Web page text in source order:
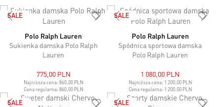
SALE
Polo Ralph Lauren
Sukienka damska Polo Ralph
Lauren
775,00 PLN
Najniższa cena: 860,00 PLN
Cena regularna: 860,00 PLN
SALE
Polo Ralph Lauren
Spódnica sportowa damska
Polo Ralph Lauren
1 080,00 PLN
Najniższa cena: 1 200,00 PLN
Cena regularna: 1 200,00 PLN
SALE SALE